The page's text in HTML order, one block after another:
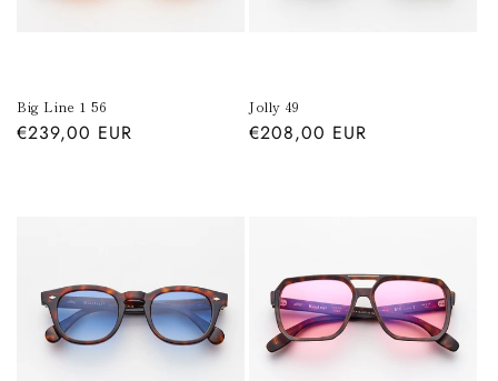
Big Line 1 56
Prezzo
€239,00 EUR
Jolly 49
Prezzo
€208,00 EUR